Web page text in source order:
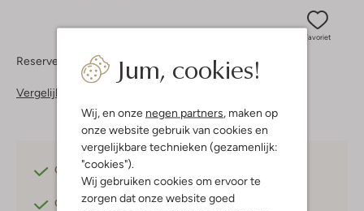
Jum, cookies!
Wij, en onze negen partners, maken op
onze website gebruik van cookies en
vergelijkbare technieken (gezamenlijk:
"cookies").
Wij gebruiken cookies om ervoor te
zorgen dat onze website goed
Favoriet
Reserveer direct in een van onze 37 boutiques
Vergelijkbare items
Gratis verzending
Gratis retournerenbinnen 30 dagen*